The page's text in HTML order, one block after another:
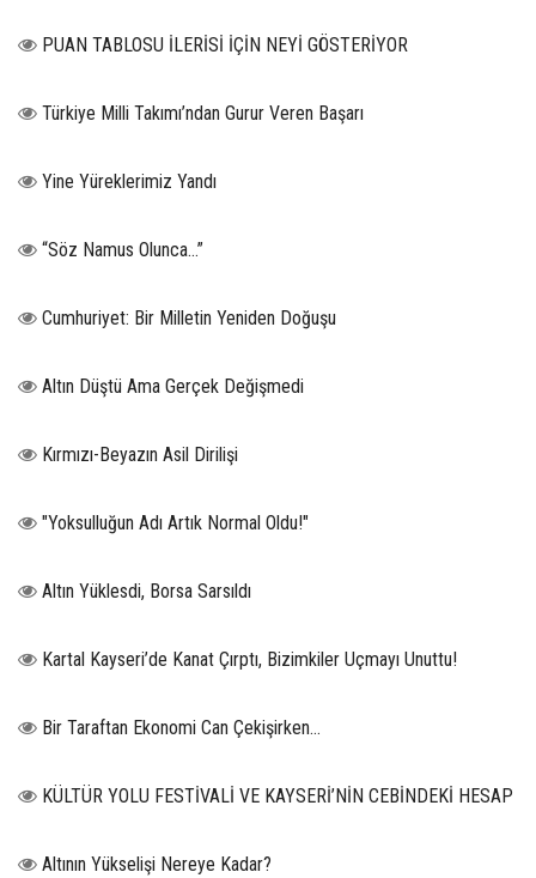
PUAN TABLOSU İLERİSİ İÇİN NEYİ GÖSTERİYOR
Türkiye Milli Takımı’ndan Gurur Veren Başarı
Yine Yüreklerimiz Yandı
“Söz Namus Olunca…”
Cumhuriyet: Bir Milletin Yeniden Doğuşu
Altın Düştü Ama Gerçek Değişmedi
Kırmızı-Beyazın Asil Dirilişi
"Yoksulluğun Adı Artık Normal Oldu!"
Altın Yüklesdi, Borsa Sarsıldı
Kartal Kayseri’de Kanat Çırptı, Bizimkiler Uçmayı Unuttu!
Bir Taraftan Ekonomi Can Çekişirken…
KÜLTÜR YOLU FESTİVALİ VE KAYSERİ’NİN CEBİNDEKİ HESAP
Altının Yükselişi Nereye Kadar?